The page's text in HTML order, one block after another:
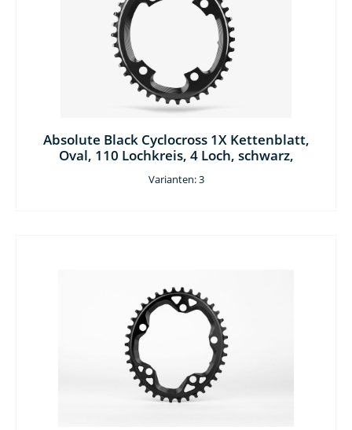
Absolute Black Cyclocross 1X Kettenblatt,
Oval, 110 Lochkreis, 4 Loch, schwarz,
Varianten: 3